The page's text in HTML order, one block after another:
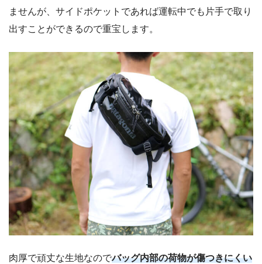
ませんが、サイドポケットであれば運転中でも片手で取り
出すことができるので重宝します。
肉厚で頑丈な生地なのでバッグ内部の荷物が傷つきにくい